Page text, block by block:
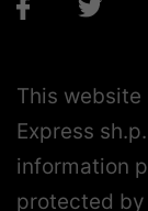
This website
Express
information
protected